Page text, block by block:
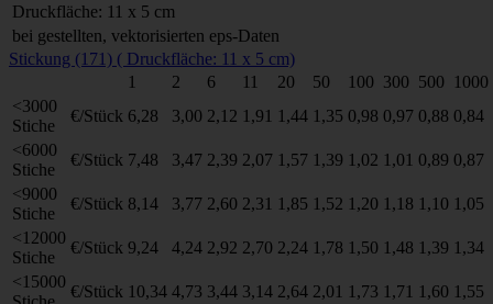
Druckfläche: 11 x 5 cm
bei gestellten, vektorisierten eps-Daten
Stickung (171) ( Druckfläche: 11 x 5 cm)
1
2 6 11 20 50 100 300 500
1000
<3000
Stiche
€/Stück 6,28 3,00 2,12 1,91 1,44 1,35 0,98 0,97 0,88 0,84
<6000
Stiche
€/Stück 7,48 3,47 2,39 2,07 1,57 1,39 1,02 1,01 0,89 0,87
<9000
Stiche
€/Stück 8,14 3,77 2,60 2,31 1,85 1,52 1,20 1,18 1,10 1,05
<12000
Stiche
€/Stück 9,24 4,24 2,92 2,70 2,24 1,78 1,50 1,48 1,39 1,34
<15000
€/Stück 10,34 4,73 3,44 3,14 2,64 2,01 1,73 1,71 1,60 1,55